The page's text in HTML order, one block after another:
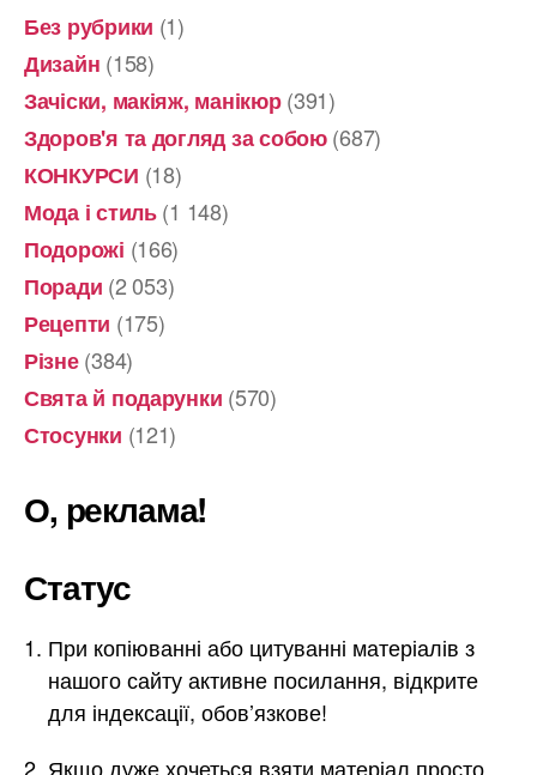
Без рубрики (1)
Дизайн (158)
Зачіски, макіяж, манікюр(391)
Здоров'я та догляд за собою(687)
КОНКУРСИ (18)
Мода і стиль(1 148)
Подорожі (166)
Поради (2 053)
Рецепти (175)
Різне(384)
Свята й подарунки (570)
Стосунки (121)
О, реклама!
Статус
При копіюванні або цитуванні матеріалів з
нашого сайту активне посилання, відкрите
для індексації, обов’язкове!
Якщо дуже хочеться взяти матеріал просто